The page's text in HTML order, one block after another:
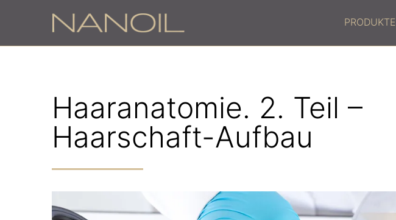
PRODUKTE
Haaranatomie. 2. Teil –
Haarschaft-Aufbau